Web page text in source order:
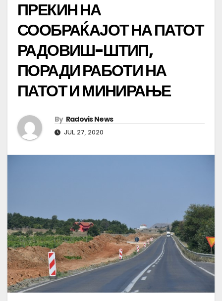
ПРЕКИН НА
СООБРАЌАЈОТ НА ПАТОТ
РАДОВИШ-ШТИП,
ПОРАДИ РАБОТИ НА
ПАТОТ И МИНИРАЊЕ
By Radovis News
JUL 27, 2020